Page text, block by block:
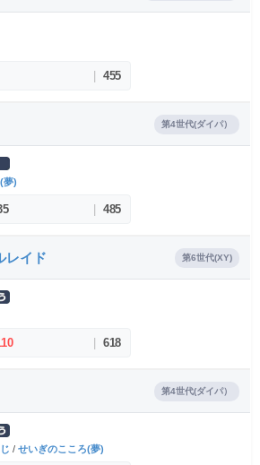
455
第4世代(ダイパ）
夢)
485
レイド 第6世代(XY)
618
第4世代(ダイパ）
/ せいぎのこころ(夢)